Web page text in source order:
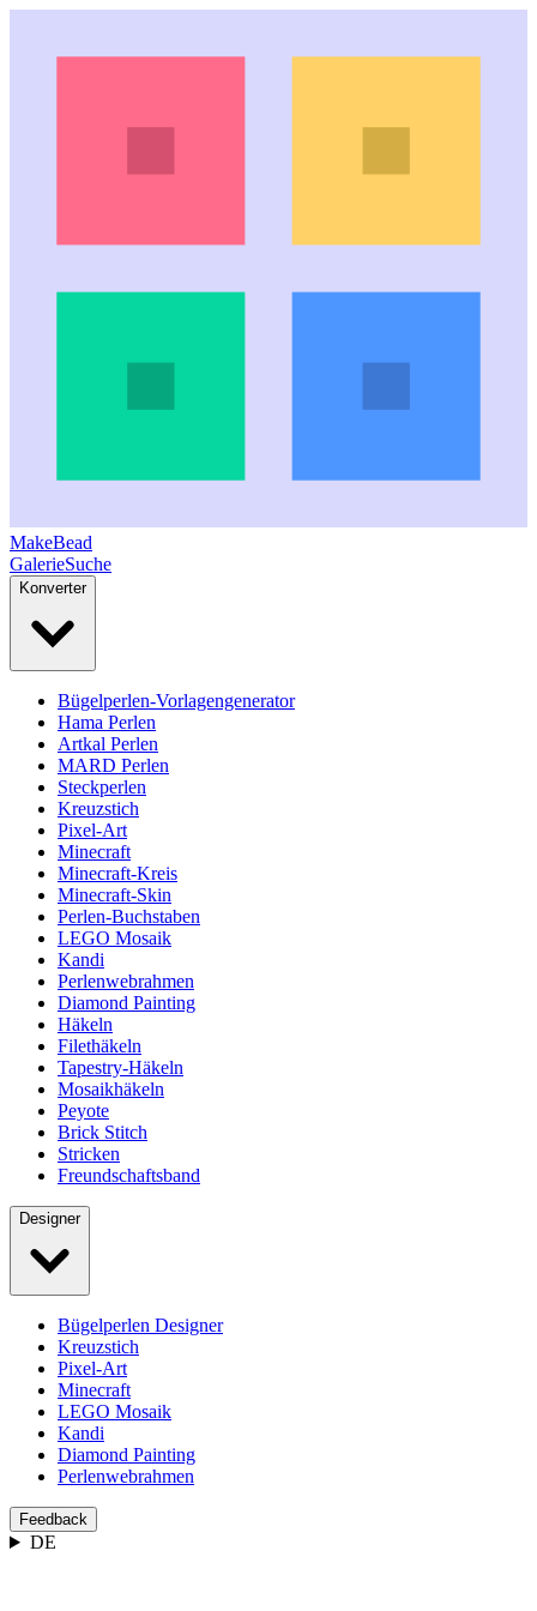
MakeBead
GalerieSuche
Konverter
Bügelperlen-Vorlagengenerator
Hama Perlen
Artkal Perlen
MARD Perlen
Steckperlen
Kreuzstich
Pixel-Art
Minecraft
Minecraft-Kreis
Minecraft-Skin
Perlen-Buchstaben
LEGO Mosaik
Kandi
Perlenwebrahmen
Diamond Painting
Häkeln
Filethäkeln
Tapestry-Häkeln
Mosaikhäkeln
Peyote
Brick Stitch
Stricken
Freundschaftsband
Designer
Bügelperlen Designer
Kreuzstich
Pixel-Art
Minecraft
LEGO Mosaik
Kandi
Diamond Painting
Perlenwebrahmen
Feedback
DE